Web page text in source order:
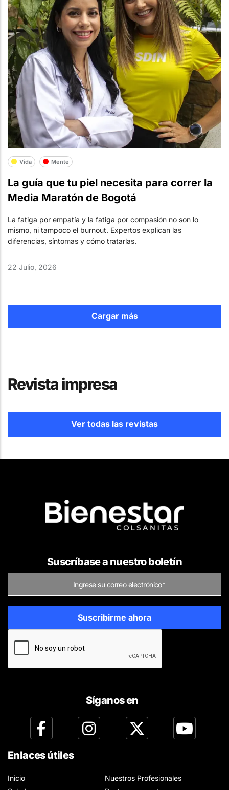
Vida Mente
La guía que tu piel necesita para correr la
Media Maratón de Bogotá
La fatiga por empatía y la fatiga por compasión no son lo
mismo, ni tampoco el burnout. Expertos explican las
diferencias, síntomas y cómo tratarlas.
22 Julio, 2026
Cargar más
Revista impresa
Ver todas las revistas
Suscríbase a nuestro boletín
Síganos en
Enlaces útiles
Inicio
Nuestros Profesionales